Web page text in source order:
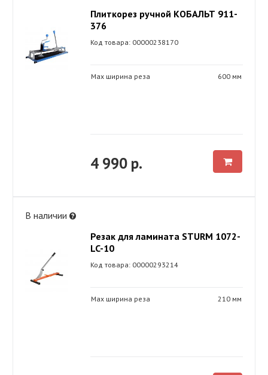
Плиткорез ручной КОБАЛЬТ 911-
376
Код товара: 00000238170
Max ширина реза 600 мм
4 990 р.
В наличии
Резак для ламината STURM 1072-
LC-10
Код товара: 00000293214
Max ширина реза 210 мм